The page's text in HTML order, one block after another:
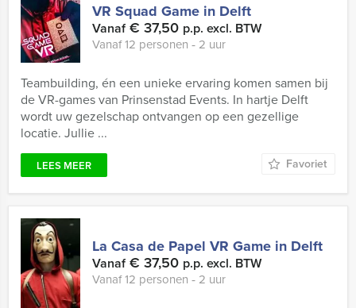
VR Squad Game in Delft
Vanaf€ 37,50 p.p. excl. BTW
Vanaf 12 personen ‐ 2 uur
Teambuilding, én een unieke ervaring komen samen bij
de VR-games van Prinsenstad Events. In hartje Delft
wordt uw gezelschap ontvangen op een gezellige
locatie. Jullie ...
LEES MEER Favoriet
La Casa de Papel VR Game in Delft
Vanaf€ 37,50 p.p. excl. BTW
Vanaf 12 personen ‐ 2 uur